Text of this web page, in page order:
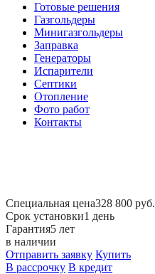
Готовые решения
Газгольдеры
Минигазгольдеры
Заправка
Генераторы
Испарители
Септики
Отопление
Фото работ
Контакты
Специальная цена328 800 руб.
Срок установки1 день
Гарантия5 лет
в наличии
Отправить заявку Купить
В рассрочку В кредит